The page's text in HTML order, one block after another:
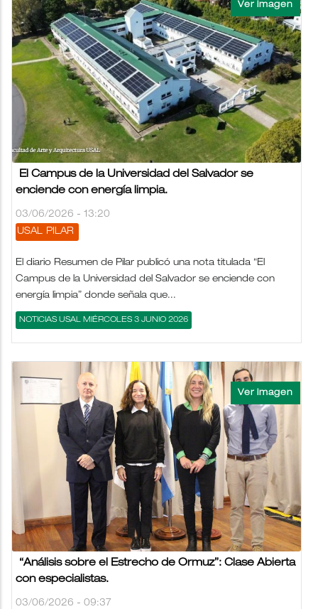
El Campus de la Universidad del Salvador se
enciende con energía limpia.
03/06/2026 - 13:20
USAL PILAR
El diario Resumen de Pilar publicó una nota titulada “El
Campus de la Universidad del Salvador se enciende con
energía limpia” donde señala que...
NOTICIAS USAL MIÉRCOLES 3 JUNIO 2026
“Análisis sobre el Estrecho de Ormuz”: Clase Abierta
con especialistas.
03/06/2026 - 09:37